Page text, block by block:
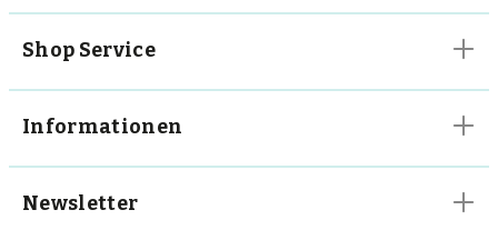
Shop Service
Informationen
Newsletter